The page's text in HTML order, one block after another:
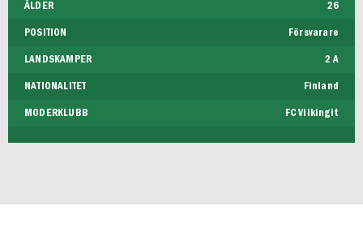
ÅLDER 26
POSITION Försvarare
LANDSKAMPER 2 A
NATIONALITET Finland
MODERKLUBB FC Viikingit